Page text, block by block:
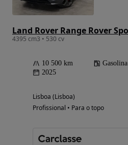
4395 cm3 • 530 cv
10 500 km Gasolina
2025
Lisboa (Lisboa)
Profissional • Para o topo